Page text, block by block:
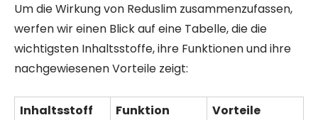
Um die Wirkung von Reduslim zusammenzufassen,
werfen wir einen Blick auf eine Tabelle, die die
wichtigsten Inhaltsstoffe, ihre Funktionen und ihre
nachgewiesenen Vorteile zeigt:
Inhaltsstoff Funktion
Vorteile